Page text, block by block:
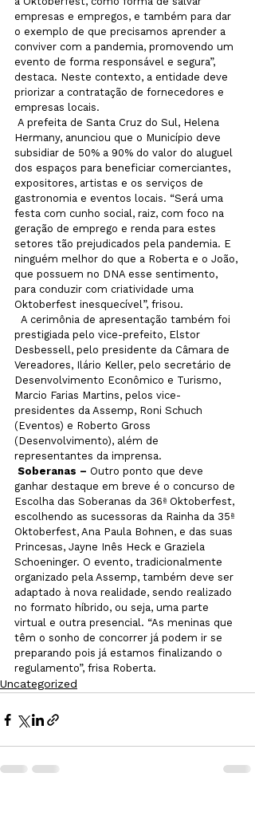
empresas e empregos, e também para dar
o exemplo de que precisamos aprender a
conviver com a pandemia, promovendo um
evento de forma responsável e segura”,
destaca. Neste contexto, a entidade deve
priorizar a contratação de fornecedores e
empresas locais.
A prefeita de Santa Cruz do Sul, Helena
Hermany, anunciou que o Município deve
subsidiar de 50% a 90% do valor do aluguel
dos espaços para beneficiar comerciantes,
expositores, artistas e os serviços de
gastronomia e eventos locais. “Será uma
festa com cunho social, raiz, com foco na
geração de emprego e renda para estes
setores tão prejudicados pela pandemia. E
ninguém melhor do que a Roberta e o João,
que possuem no DNA esse sentimento,
para conduzir com criatividade uma
Oktoberfest inesquecível”, frisou.
A cerimônia de apresentação também foi
prestigiada pelo vice-prefeito, Elstor
Desbessell, pelo presidente da Câmara de
Vereadores, Ilário Keller, pelo secretário de
Desenvolvimento Econômico e Turismo,
Marcio Farias Martins, pelos vice-
presidentes da Assemp, Roni Schuch
(Eventos) e Roberto Gross
(Desenvolvimento), além de
representantes da imprensa.
Soberanas – Outro ponto que deve
ganhar destaque em breve é o concurso de
Escolha das Soberanas da 36ª Oktoberfest,
escolhendo as sucessoras da Rainha da 35ª
Oktoberfest, Ana Paula Bohnen, e das suas
Princesas, Jayne Inês Heck e Graziela
Schoeninger. O evento, tradicionalmente
organizado pela Assemp, também deve ser
adaptado à nova realidade, sendo realizado
no formato híbrido, ou seja, uma parte
virtual e outra presencial. “As meninas que
têm o sonho de concorrer já podem ir se
preparando pois já estamos finalizando o
regulamento”, frisa Roberta.
Uncategorized